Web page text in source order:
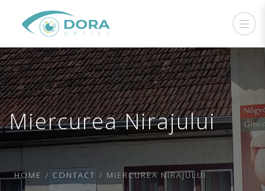
Miercurea Nirajului
HOME CONTACT MIERCUREA NIRAJULUI